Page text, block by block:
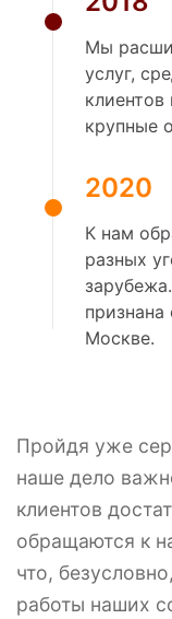
Мы
услуг,
клиентов
крупные
2020
К нам
разных
Москве.
Пройдя уже
наше дело
клиентов
обращаются к
что,
работы наших